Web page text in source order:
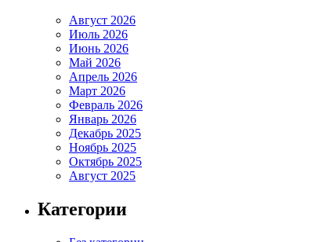
Август 2026
Июль 2026
Июнь 2026
Май 2026
Апрель 2026
Март 2026
Февраль 2026
Январь 2026
Декабрь 2025
Ноябрь 2025
Октябрь 2025
Август 2025
Категории